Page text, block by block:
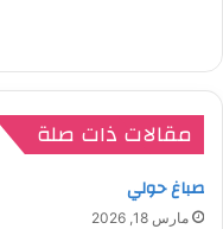
مقالات ذات صلة
صباغ حولي
مارس 18, 2026